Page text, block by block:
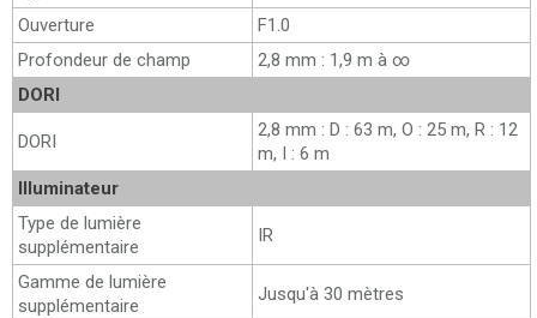
Ouverture
F1.0
Profondeur de champ
2,8 mm : 1,9 m à ∞
DORI
DORI
2,8 mm : D : 63 m, O : 25 m, R : 12
m, I : 6 m
Illuminateur
Type de lumière
supplémentaire
IR
Gamme de lumière
supplémentaire
Jusqu'à 30 mètres